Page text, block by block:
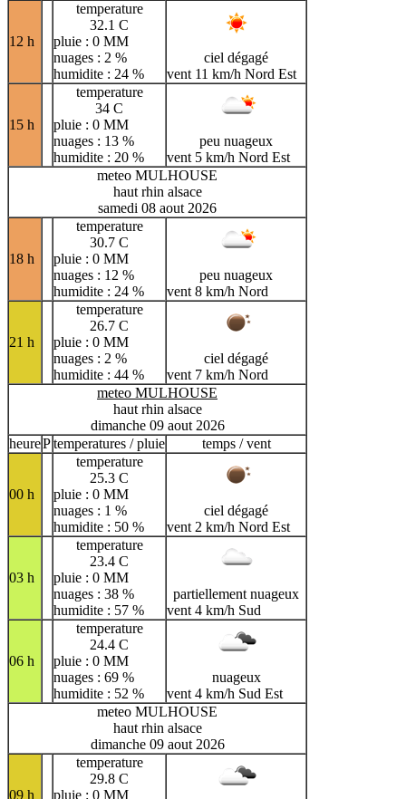
12 h
temperature
32.1 C
pluie : 0 MM
nuages : 2 %
humidite : 24 %
ciel dégagé
vent 11 km/h Nord Est
15 h
temperature
34 C
pluie : 0 MM
nuages : 13 %
humidite : 20 %
peu nuageux
vent 5 km/h Nord Est
meteo MULHOUSE
haut rhin alsace
samedi 08 aout 2026
18 h
temperature
30.7 C
pluie : 0 MM
nuages : 12 %
humidite : 24 %
peu nuageux
vent 8 km/h Nord
21 h
temperature
26.7 C
pluie : 0 MM
nuages : 2 %
humidite : 44 %
ciel dégagé
vent 7 km/h Nord
meteo MULHOUSE
haut rhin alsace
dimanche 09 aout 2026
heurePtemperatures / pluie temps / vent
00 h
temperature
25.3 C
pluie : 0 MM
nuages : 1 %
humidite : 50 %
ciel dégagé
vent 2 km/h Nord Est
03 h
temperature
23.4 C
pluie : 0 MM
nuages : 38 %
humidite : 57 %
partiellement nuageux
vent 4 km/h Sud
06 h
temperature
24.4 C
pluie : 0 MM
nuages : 69 %
humidite : 52 %
nuageux
vent 4 km/h Sud Est
meteo MULHOUSE
haut rhin alsace
dimanche 09 aout 2026
09 h
temperature
29.8 C
pluie : 0 MM